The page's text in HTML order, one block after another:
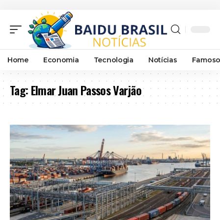
Home Economia Tecnologia Notícias
Tag:Elmar Juan Passos Varjão